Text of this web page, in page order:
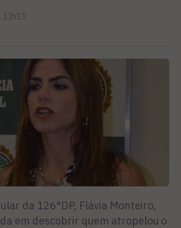
13h15
da 126°DP, Flávia Monteiro,
em descobrir quem atropelou o